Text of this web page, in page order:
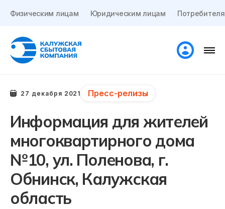
Физическим лицам Юридическим лицам
27 декабря 2021 Пресс-релизы
Информация для жителей
многоквартирного дома
№10, ул. Поленова, г.
Обнинск, Калужская
область